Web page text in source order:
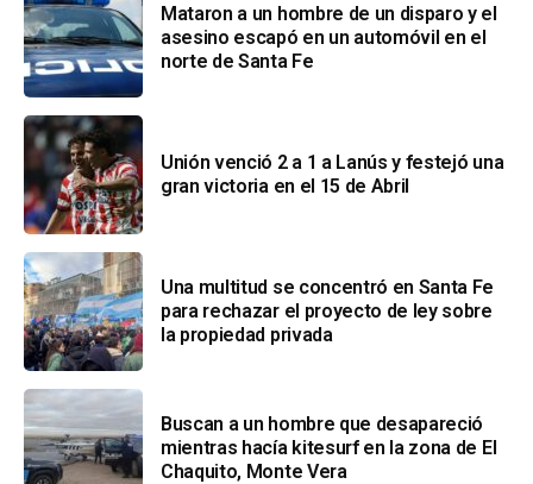
Mataron a un hombre de un disparo y el
asesino escapó en un automóvil en el
norte de Santa Fe
Unión venció 2 a 1 a Lanús y festejó una
gran victoria en el 15 de Abril
Una multitud se concentró en Santa Fe
para rechazar el proyecto de ley sobre
la propiedad privada
Buscan a un hombre que desapareció
mientras hacía kitesurf en la zona de El
Chaquito, Monte Vera